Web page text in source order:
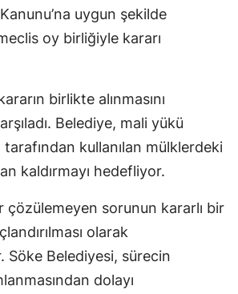
uygun şekilde
oy birliğiyle kararı
birlikte alınmasını
Belediye, mali yükü
kullanılan mülklerdeki
kaldırmayı hedefliyor.
çözülemeyen sorunun kararlı bir
olarak
Söke Belediyesi, sürecin
dolayı